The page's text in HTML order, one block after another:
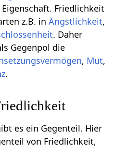
Friedlichkeit
z.B. inÄngstlichkeit,
. Daher
Gegenpol die
, Mut,
.
es ein Gegenteil. Hier
von Friedlichkeit,